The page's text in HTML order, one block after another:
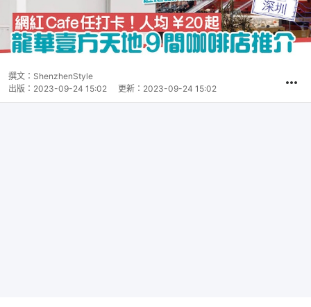
撰文： ShenzhenStyle
出版： 2023-09-24 15:02 更新： 2023-09-24 15:02